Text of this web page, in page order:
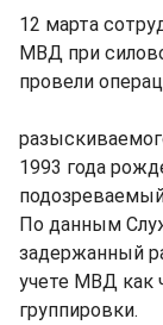
12 марта
МВД при
провели
1993 года
По данным
задержанный
учете МВД как
группировки.